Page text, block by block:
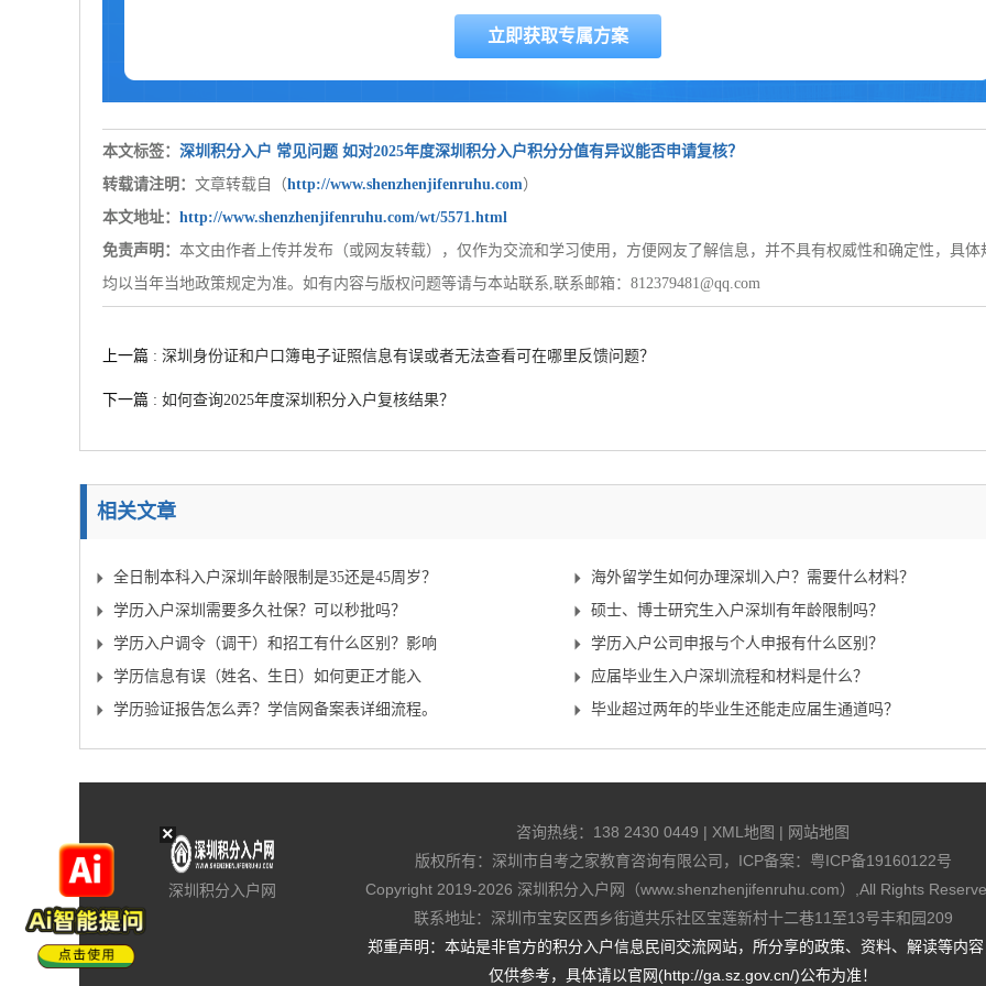
本文标签： 深圳积分入户 常见问题 如对2025年度深圳积分入户积分分值有异议能否申请复核？
转载请注明： 文章转载自（http://www.shenzhenjifenruhu.com）
本文地址： http://www.shenzhenjifenruhu.com/wt/5571.html
免责声明： 本文由作者上传并发布（或网友转载），仅作为交流和学习使用，方便网友了解信息，并不具有权威性和确定性，具体
均以当年当地政策规定为准。如有内容与版权问题等请与本站联系,联系邮箱：812379481@qq.com
上一篇 : 深圳身份证和户口簿电子证照信息有误或者无法查看可在哪里反馈问题？
下一篇 : 如何查询2025年度深圳积分入户复核结果？
相关文章
全日制本科入户深圳年龄限制是35还是45周岁？
海外留学生如何办理深圳入户？需要什么材料？
学历入户深圳需要多久社保？可以秒批吗？
硕士、博士研究生入户深圳有年龄限制吗？
学历入户调令（调干）和招工有什么区别？影响
大吗？
学历入户公司申报与个人申报有什么区别？
学历信息有误（姓名、生日）如何更正才能入
户？
应届毕业生入户深圳流程和材料是什么？
学历验证报告怎么弄？学信网备案表详细流程。
毕业超过两年的毕业生还能走应届生通道吗？
深圳积分入户网
咨询热线： 138 2430 0449 | XML地图 | 网站地图
版权所有：深圳市自考之家教育咨询有限公司，ICP备案： 粤ICP备19160122号
Copyright 2019-2026 深圳积分入户网（www.shenzhenjifenruhu.com）
,All Rights
联系地址：深圳市宝安区西乡街道共乐社区宝莲新村十二巷11至13号丰和园209
郑重声明：本站是非官方的积分入户信息民间交流网站，所分享的政策、资料、解读等内
仅供参考，具体请以官网(http://ga.sz.gov.cn/)公布为准！
×